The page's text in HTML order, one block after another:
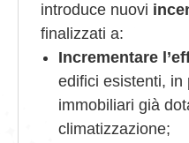
introduce nuovi
finalizzati a:
Incrementare
edifici esistenti, in
immobiliari già
climatizzazione;